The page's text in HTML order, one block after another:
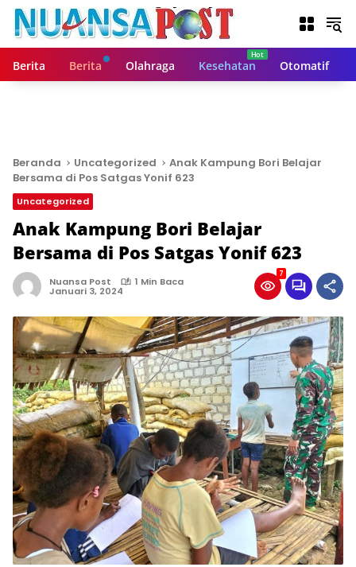
Berita Berita Olahraga Kesehatan Otomatif
Beranda Uncategorized
Anak Kampung Bori Belajar
Bersama di Pos Satgas Yonif 623
Uncategorized
Anak Kampung Bori Belajar
Bersama di Pos Satgas Yonif 623
Nuansa Post 1 Min Baca
Januari 3, 2024
7